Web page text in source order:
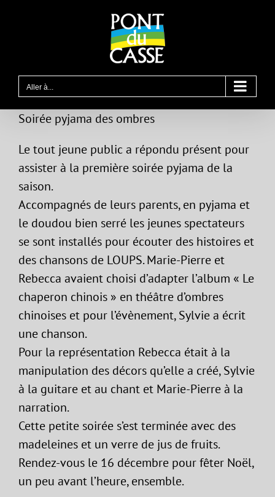
Aller à...
Soirée pyjama des ombres
Le tout jeune public a répondu présent pour
assister à la première soirée pyjama de la
saison.
Accompagnés de leurs parents, en pyjama et
le doudou bien serré les jeunes spectateurs
se sont installés pour écouter des histoires et
des chansons de LOUPS. Marie-Pierre et
Rebecca avaient choisi d’adapter l’album « Le
chaperon chinois » en théâtre d’ombres
chinoises et pour l’évènement, Sylvie a écrit
une chanson.
Pour la représentation Rebecca était à la
manipulation des décors qu’elle a créé, Sylvie
à la guitare et au chant et Marie-Pierre à la
narration.
Cette petite soirée s’est terminée avec des
madeleines et un verre de jus de fruits.
Rendez-vous le 16 décembre pour fêter Noël,
un peu avant l’heure, ensemble.